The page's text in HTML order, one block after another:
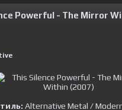
Powerful - The Mirror
Alternative Metal /